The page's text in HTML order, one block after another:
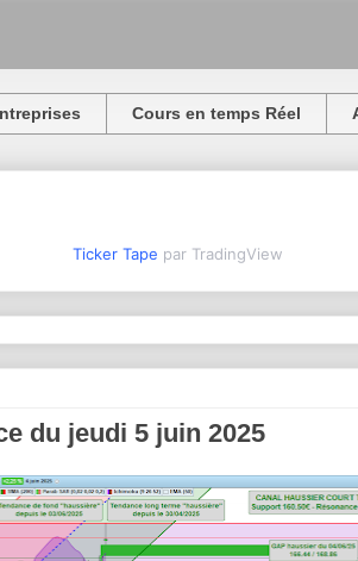
Cours en temps Réel
Ticker Tape par TradingView
du jeudi 5 juin 2025